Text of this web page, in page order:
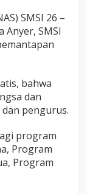
SMSI 26 –
Anyer, SMSI
bahwa
dan
pengurus.
program
Program
Program